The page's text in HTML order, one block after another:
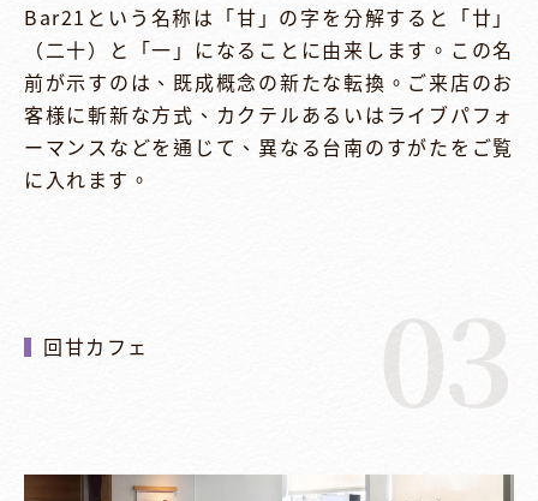
Bar21という名称は「甘」の字を分解すると「廿」
（二十）と「一」になることに由来します。この名
前が示すのは、既成概念の新たな転換。ご来店のお
客様に斬新な方式、カクテルあるいはライブパフォ
ーマンスなどを通じて、異なる台南のすがたをご覧
に入れます。
回甘カフェ 03